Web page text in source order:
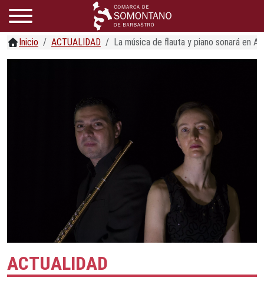
Inicio ACTUALIDAD La música de flauta y piano sonará en
ACTUALIDAD